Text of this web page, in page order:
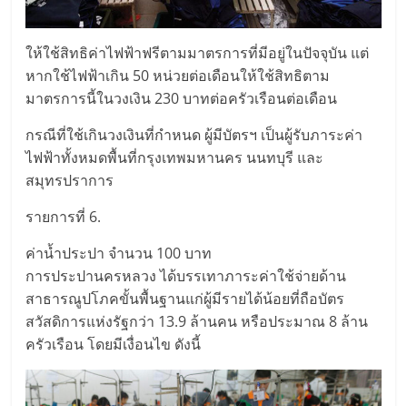
ให้ใช้สิทธิค่าไฟฟ้าฟรีตามมาตรการที่มีอยู่ในปัจจุบัน แต่
หากใช้ไฟฟ้าเกิน 50 หน่วยต่อเดือนให้ใช้สิทธิตาม
มาตรการนี้ในวงเงิน 230 บาทต่อครัวเรือนต่อเดือน
กรณีที่ใช้เกินวงเงินที่กำหนด ผู้มีบัตรฯ เป็นผู้รับภาระค่า
ไฟฟ้าทั้งหมดพื้นที่กรุงเทพมหานคร นนทบุรี และ
สมุทรปราการ
รายการที่ 6.
ค่าน้ำประปา จำนวน 100 บาท
การประปานครหลวง ได้บรรเทาภาระค่าใช้จ่ายด้าน
สาธารณูปโภคขั้นพื้นฐานแก่ผู้มีรายได้น้อยที่ถือบัตร
สวัสดิการแห่งรัฐกว่า 13.9 ล้านคน หรือประมาณ 8 ล้าน
ครัวเรือน โดยมีเงื่อนไข ดังนี้